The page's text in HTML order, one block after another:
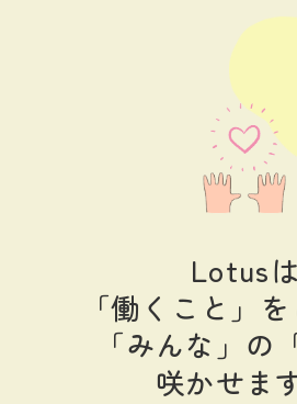
Lotusは
「働くこと」
「みんな」の
咲かせま